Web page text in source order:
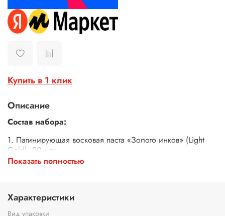
Купить в 1 клик
Описание
Состав набора:
1. Патинирующая восковая паста «Золото инков» (Light
Gold), 20 мл;
2. Патинирующая восковая паста «Античное золото» (Light
концентрацией пигмента, что позволяет достичь
насыщенного цвета. Воск имеет мерцающий
Показать полностью
Характеристики
Вид упаковки